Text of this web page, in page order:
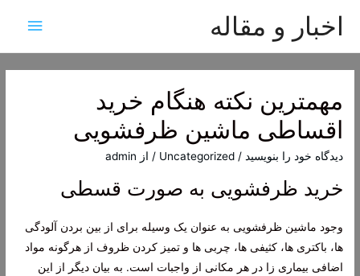
اخبار و مقاله
اصلی
مهمترین نکته هنگام خرید
اقساطی ماشین ظرفشویی
دیدگاه‌ خود را بنویسید /
Uncategorized / از admin
خرید ظرفشویی به صورت قسطی
وجود ماشین ظرفشویی به عنوان یک وسیله برای از بین بردن آلودگی
ها، باکتری ها، کثیفی ها، چربی ها و تمیز کردن ظروف از هرگونه مواد
اضافی بیماری زا در هر مکانی از واجبات است. به بیان دیگر از این